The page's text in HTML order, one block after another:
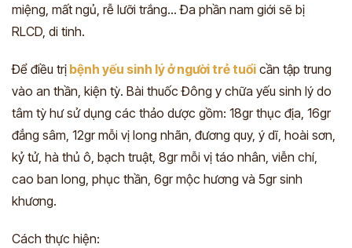
miệng, mất ngủ, rễ lưỡi trắng… Đa phần nam giới sẽ bị
RLCD, di tinh.
Để điều trị bệnh yếu sinh lý ở người trẻ tuổi cần tập trung
vào an thần, kiện tỳ. Bài thuốc Đông y chữa yếu sinh lý do
tâm tỳ hư sử dụng các thảo dược gồm: 18gr thục địa, 16gr
đẳng sâm, 12gr mỗi vị long nhãn, đương quy, ý dĩ, hoài sơn,
kỷ tử, hà thủ ô, bạch truật, 8gr mỗi vị táo nhân, viễn chí,
cao ban long, phục thần, 6gr mộc hương và 5gr sinh
khương.
Cách thực hiện: